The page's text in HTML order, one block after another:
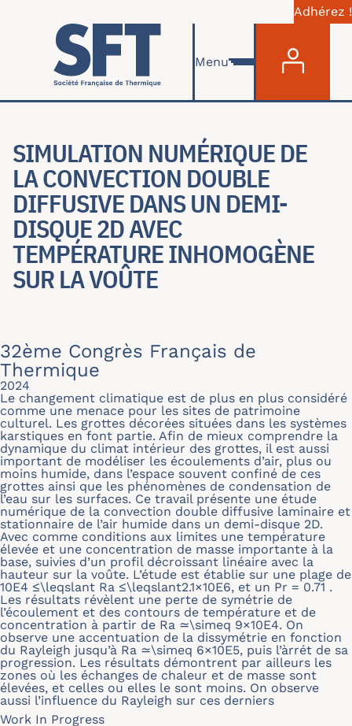
Aller au contenu principal
Adhérez !
Menu
SIMULATION NUMÉRIQUE DE
LA CONVECTION DOUBLE
DIFFUSIVE DANS UN DEMI-
DISQUE 2D AVEC
TEMPÉRATURE INHOMOGÈNE
SUR LA VOÛTE
32ème Congrès Français de
Thermique
2024
Le changement climatique est de plus en plus considéré
comme une menace pour les sites de patrimoine
culturel. Les grottes décorées situées dans les systèmes
karstiques en font partie. Afin de mieux comprendre la
dynamique du climat intérieur des grottes, il est aussi
important de modéliser les écoulements d’air, plus ou
moins humide, dans l’espace souvent confiné de ces
grottes ainsi que les phénomènes de condensation de
l’eau sur les surfaces. Ce travail présente une étude
numérique de la convection double diffusive laminaire et
stationnaire de l’air humide dans un demi-disque 2D.
Avec comme conditions aux limites une température
élevée et une concentration de masse importante à la
base, suivies d’un profil décroissant linéaire avec la
hauteur sur la voûte. L’étude est établie sur une plage de
10E4 ≤\leqslant Ra ≤\leqslant2.1×10E6, et un Pr = 0.71 .
Les résultats révèlent une perte de symétrie de
l’écoulement et des contours de température et de
concentration à partir de Ra ≃\simeq 9×10E4. On
observe une accentuation de la dissymétrie en fonction
du Rayleigh jusqu’à Ra ≃\simeq 6×10E5, puis l’àrrét de sa
progression. Les résultats démontrent par ailleurs les
zones où les échanges de chaleur et de masse sont
élevées, et celles ou elles le sont moins. On observe
aussi l’influence du Rayleigh sur ces derniers
Work In Progress